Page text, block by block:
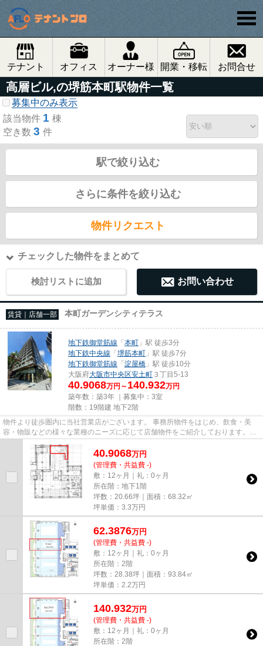
テナント オフィス オーナー様 開業・移転 お問合せ
高層ビル,の堺筋本町駅物件一覧
募集中のみ表示
該当物件 1 棟
空き数 3 件
駅で絞り込む
さらに条件を絞り込む
物件リクエスト
チェックした物件をまとめて
検討リストに追加 お問い合わせ
賃貸｜店舗一部 本町ガーデンシティテラス
地下鉄御堂筋線 「本町 」駅 徒歩3分
地下鉄中央線 「堺筋本町 」駅 徒歩7分
地下鉄御堂筋線 「淀屋橋 」駅 徒歩10分
大阪府大阪市中央区安土町 ３丁目5-13
40.9068万円～ 140.932万円
築年数：築3年 ｜募集中： 3室
階数：19階建 地下2階
物件より徒歩圏内に当社営業店がございます。 事務所物件をはじめ、飲食・美
容・物販などの様々な業種のニーズに応じて店舗物件をご紹介しております。
尚、弊社ではおとり広告は一切...
40.9068万円
(管理費・共益費 -)
敷：12ヶ月｜礼：0ヶ月
所在階：地下1階
坪数：20.66坪｜面積：68.32㎡
坪単価： 3.3万円
62.3876万円
(管理費・共益費 -)
敷：12ヶ月｜礼：0ヶ月
所在階：2階
坪数：28.38坪｜面積：93.84㎡
坪単価： 2.2万円
140.932万円
(管理費・共益費 -)
敷：12ヶ月｜礼：0ヶ月
所在階：2階